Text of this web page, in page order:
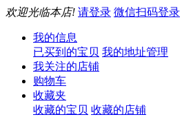
欢迎光临本店! 请登录 微信扫码登录
我的信息
已买到的宝贝 我的地址管理
我关注的店铺
购物车
收藏夹
收藏的宝贝 收藏的店铺